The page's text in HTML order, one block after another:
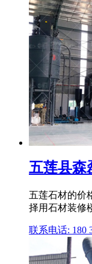
五莲县森
五莲石材的价
择用石材装修
联系电话: 180